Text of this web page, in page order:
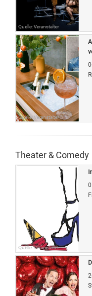
Quelle: Veranstalter
Quelle: Veranstalter
Theater & Comedy
Quelle: Veranstalter